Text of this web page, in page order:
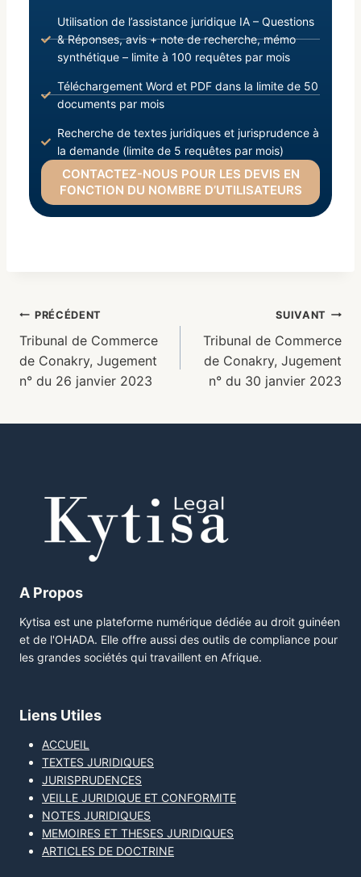
Utilisation de l’assistance juridique IA – Questions
& Réponses, avis + note de recherche, mémo
synthétique – limite à 100 requêtes par mois
Téléchargement Word et PDF dans la limite de 50
documents par mois
Recherche de textes juridiques et jurisprudence à
la demande (limite de 5 requêtes par mois)
CONTACTEZ-NOUS POUR LES DEVIS EN
FONCTION DU NOMBRE D’UTILISATEURS
PRÉCÉDENT
Tribunal de Commerce
de Conakry, Jugement
n° du 26 janvier 2023
SUIVANT
Tribunal de Commerce
de Conakry, Jugement
n° du 30 janvier 2023
A Propos
Kytisa est une plateforme numérique dédiée au droit guinéen
et de l'OHADA. Elle offre aussi des outils de compliance pour
les grandes sociétés qui travaillent en Afrique.
Liens Utiles
ACCUEIL
TEXTES JURIDIQUES
JURISPRUDENCES
VEILLE JURIDIQUE ET CONFORMITE
NOTES JURIDIQUES
MEMOIRES ET THESES JURIDIQUES
ARTICLES DE DOCTRINE